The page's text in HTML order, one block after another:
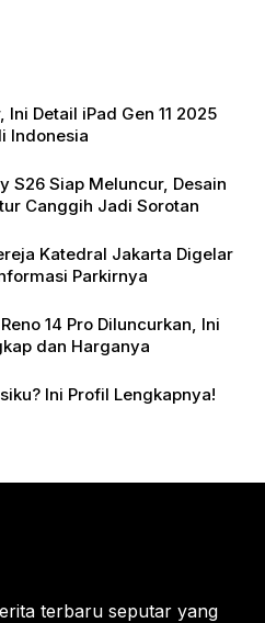
Ini Detail iPad Gen 11 2025
Indonesia
S26 Siap Meluncur, Desain
Canggih Jadi Sorotan
Katedral Jakarta Digelar
Parkirnya
14 Pro Diluncurkan, Ini
dan Harganya
Ini Profil Lengkapnya!
terbaru seputar yang